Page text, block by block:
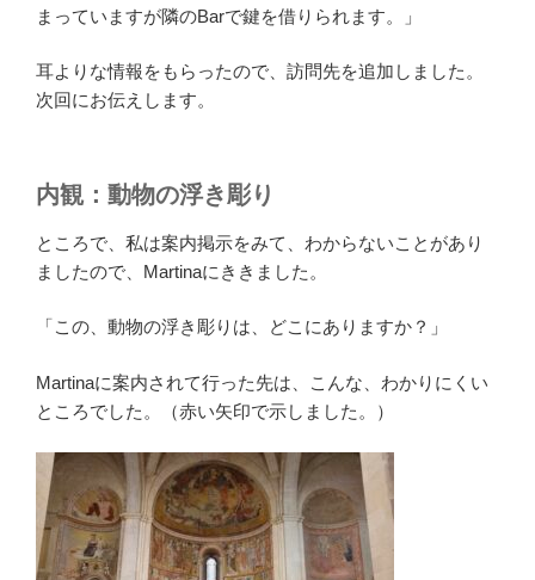
まっていますが隣のBarで鍵を借りられます。」
耳よりな情報をもらったので、訪問先を追加しました。
次回にお伝えします。
内観：動物の浮き彫り
ところで、私は案内掲示をみて、わからないことがあり
ましたので、Martinaにききました。
「この、動物の浮き彫りは、どこにありますか？」
Martinaに案内されて行った先は、こんな、わかりにくい
ところでした。（赤い矢印で示しました。）